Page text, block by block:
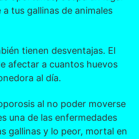
tus gallinas de animales
tienen desventajas. El
afectar a cuantos huevos
al día.
al no poder moverse
una de las enfermedades
gallinas y lo peor, mortal en